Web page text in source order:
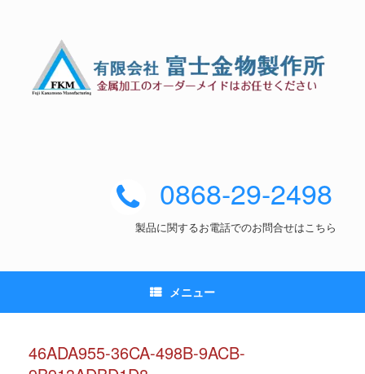
0868-29-2498
製品に関するお電話でのお問合せはこちら
メニュー
46ADA955-36CA-498B-9ACB-